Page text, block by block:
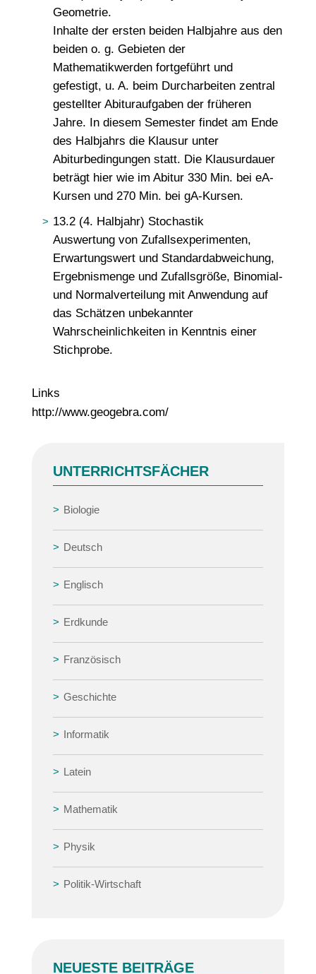
Geometrie.
Inhalte der ersten beiden Halbjahre aus den
beiden o. g. Gebieten der
Mathematikwerden fortgeführt und
gefestigt, u. A. beim Durcharbeiten zentral
gestellter Abituraufgaben der früheren
Jahre. In diesem Semester findet am Ende
des Halbjahrs die Klausur unter
Abiturbedingungen statt. Die Klausurdauer
beträgt hier wie im Abitur 330 Min. bei eA-
Kursen und 270 Min. bei gA-Kursen.
13.2 (4. Halbjahr) Stochastik
Auswertung von Zufallsexperimenten,
Erwartungswert und Standardabweichung,
Ergebnismenge und Zufallsgröße, Binomial-
und Normalverteilung mit Anwendung auf
das Schätzen unbekannter
Wahrscheinlichkeiten in Kenntnis einer
Stichprobe.
Links
http://www.geogebra.com/
UNTERRICHTSFÄCHER
Biologie
Deutsch
Englisch
Erdkunde
Französisch
Geschichte
Informatik
Latein
Mathematik
Physik
Politik-Wirtschaft
NEUESTE BEITRÄGE